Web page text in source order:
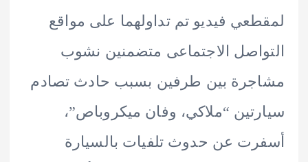
فيديو تم تداولهما على مواقع
الاجتماعى متضمنين نشوب
بين طرفين بسبب حادث تصادم
“ملاكي، وفان ميكروباص”،
عن حدوث تلفيات بالسيارة